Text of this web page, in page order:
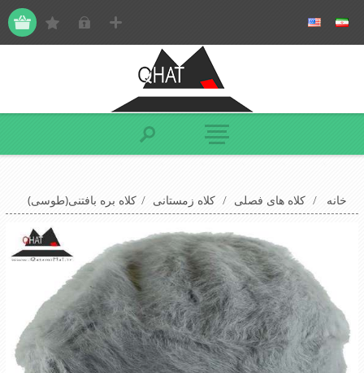
خانه / کلاه های فصلی / کلاه زمستانی / کلاه بره بافتنی(طوسی)